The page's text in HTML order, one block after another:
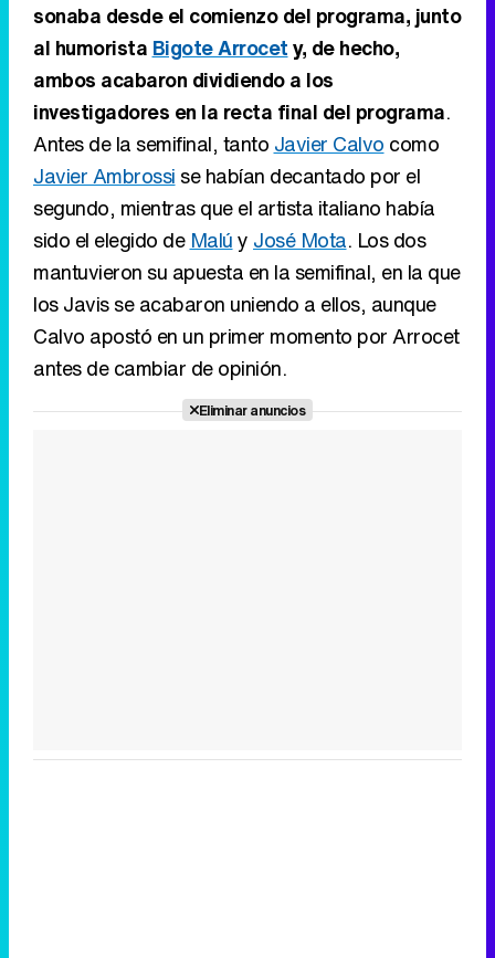
sonaba desde el comienzo del programa, junto
al humorista Bigote Arrocety, de hecho,
ambos acabaron dividiendo a los
investigadores en la recta final del programa.
Antes de la semifinal, tanto Javier Calvo como
Javier Ambrossi se habían decantado por el
segundo, mientras que el artista italiano había
sido el elegido de Malúy José Mota. Los dos
mantuvieron su apuesta en la semifinal, en la que
los Javis se acabaron uniendo a ellos, aunque
Calvo apostó en un primer momento por Arrocet
antes de cambiar de opinión.
Eliminar anuncios